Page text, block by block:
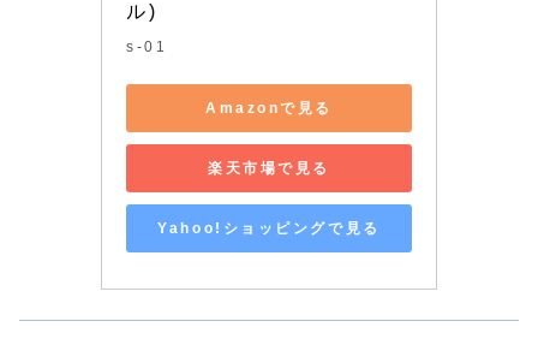
ル)
s-01
Amazonで見る
楽天市場で見る
Yahoo!ショッピングで見る